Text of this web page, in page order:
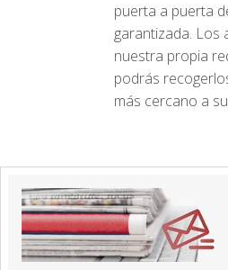
puerta a puerta
garantizada. Los
nuestra propia
podrás
más cercano a